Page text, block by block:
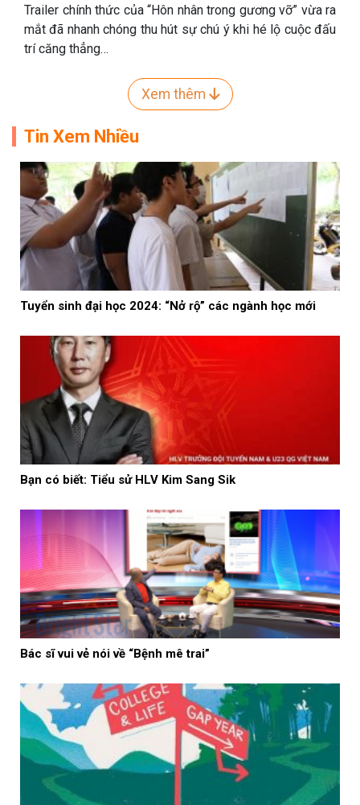
Trailer chính thức của “Hôn nhân trong gương vỡ” vừa ra
mắt đã nhanh chóng thu hút sự chú ý khi hé lộ cuộc đấu
trí căng thẳng…
Xem thêm
Tin Xem Nhiều
Tuyển sinh đại học 2024: “Nở rộ” các ngành học mới
Bạn có biết: Tiểu sử HLV Kim Sang Sik
Bác sĩ vui vẻ nói về “Bệnh mê trai”